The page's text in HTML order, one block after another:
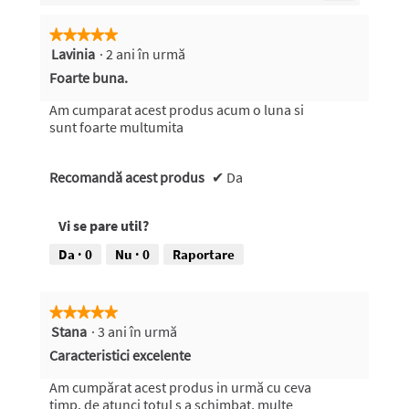
★★★★★
★★★★★
5
5
stele.
Lavinia · 2 ani în urmă
Foarte buna.
Am cumparat acest produs acum o luna si
sunt foarte multumita
Recomandă acest produs ✔ Da
Vi se pare util?
Da · 0 Nu · 0 Raportare
★★★★★
★★★★★
5
5
stele.
Stana · 3 ani în urmă
Caracteristici excelente
Am cumpărat acest produs in urmă cu ceva
timp, de atunci totul s a schimbat, multe